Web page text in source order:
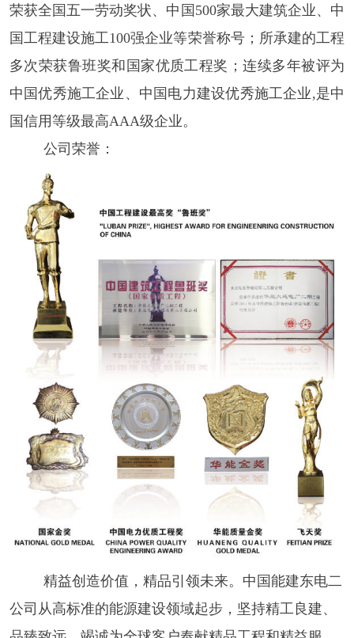
荣获全国五一劳动奖状、中国 500家最大建筑企业、中
国工程建设施工100强企业等荣誉称号；所承建的工程
多次荣获鲁班奖和国家优质工程奖；连续多年被评为
中国优秀施工企业、中国电力建设优秀施工企业,是中
国信用等级最高AAA级企业。
公司荣誉：
精益创造价值，精品引领未来。中国能建东电二
公司从高标准的能源建设领域起步，坚持精工良建、